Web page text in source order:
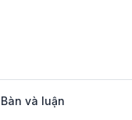
Bàn và luận